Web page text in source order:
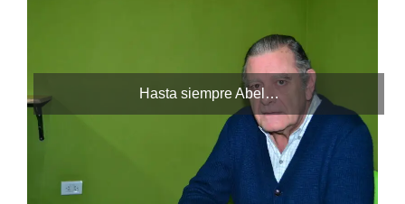
Hasta siempre Abel…